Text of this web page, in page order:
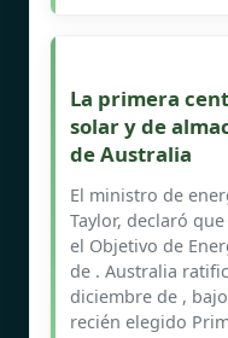
La primera
solar y de
de Australia
El ministro de
Taylor, declaró
el Objetivo de
de . Australia
diciembre de ,
recién elegido